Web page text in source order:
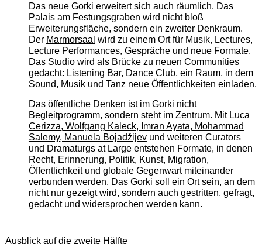
Das neue Gorki erweitert sich auch räumlich. Das
Palais am Festungsgraben wird nicht bloß
Erweiterungsfläche, sondern ein zweiter Denkraum.
Der Marmorsaal wird zu einem Ort für Musik, Lectures,
Lecture Performances, Gespräche und neue Formate.
Das Studiowird als Brücke zu neuen Communities
gedacht: Listening Bar, Dance Club, ein Raum, in dem
Sound, Musik und Tanz neue Öffentlichkeiten einladen.
Das öffentliche Denken ist im Gorki nicht
Begleitprogramm, sondern steht im Zentrum. Mit Luca
Cerizza, Wolfgang Kaleck, Imran Ayata, Mohammad
Salemy, Manuela Bojadžijevund weiteren Curators
und Dramaturgs at Large entstehen Formate, in denen
Recht, Erinnerung, Politik, Kunst, Migration,
Öffentlichkeit und globale Gegenwart miteinander
verbunden werden. Das Gorki soll ein Ort sein, an dem
nicht nur gezeigt wird, sondern auch gestritten, gefragt,
gedacht und widersprochen werden kann.
Ausblick auf die zweite Hälfte